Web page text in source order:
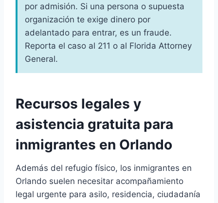
por admisión. Si una persona o supuesta
organización te exige dinero por
adelantado para entrar, es un fraude.
Reporta el caso al 211 o al Florida Attorney
General.
Recursos legales y
asistencia gratuita para
inmigrantes en Orlando
Además del refugio físico, los inmigrantes en
Orlando suelen necesitar acompañamiento
legal urgente para asilo, residencia, ciudadanía